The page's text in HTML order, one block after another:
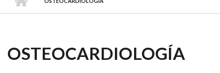
OSTEOCARDIOLOGÍA